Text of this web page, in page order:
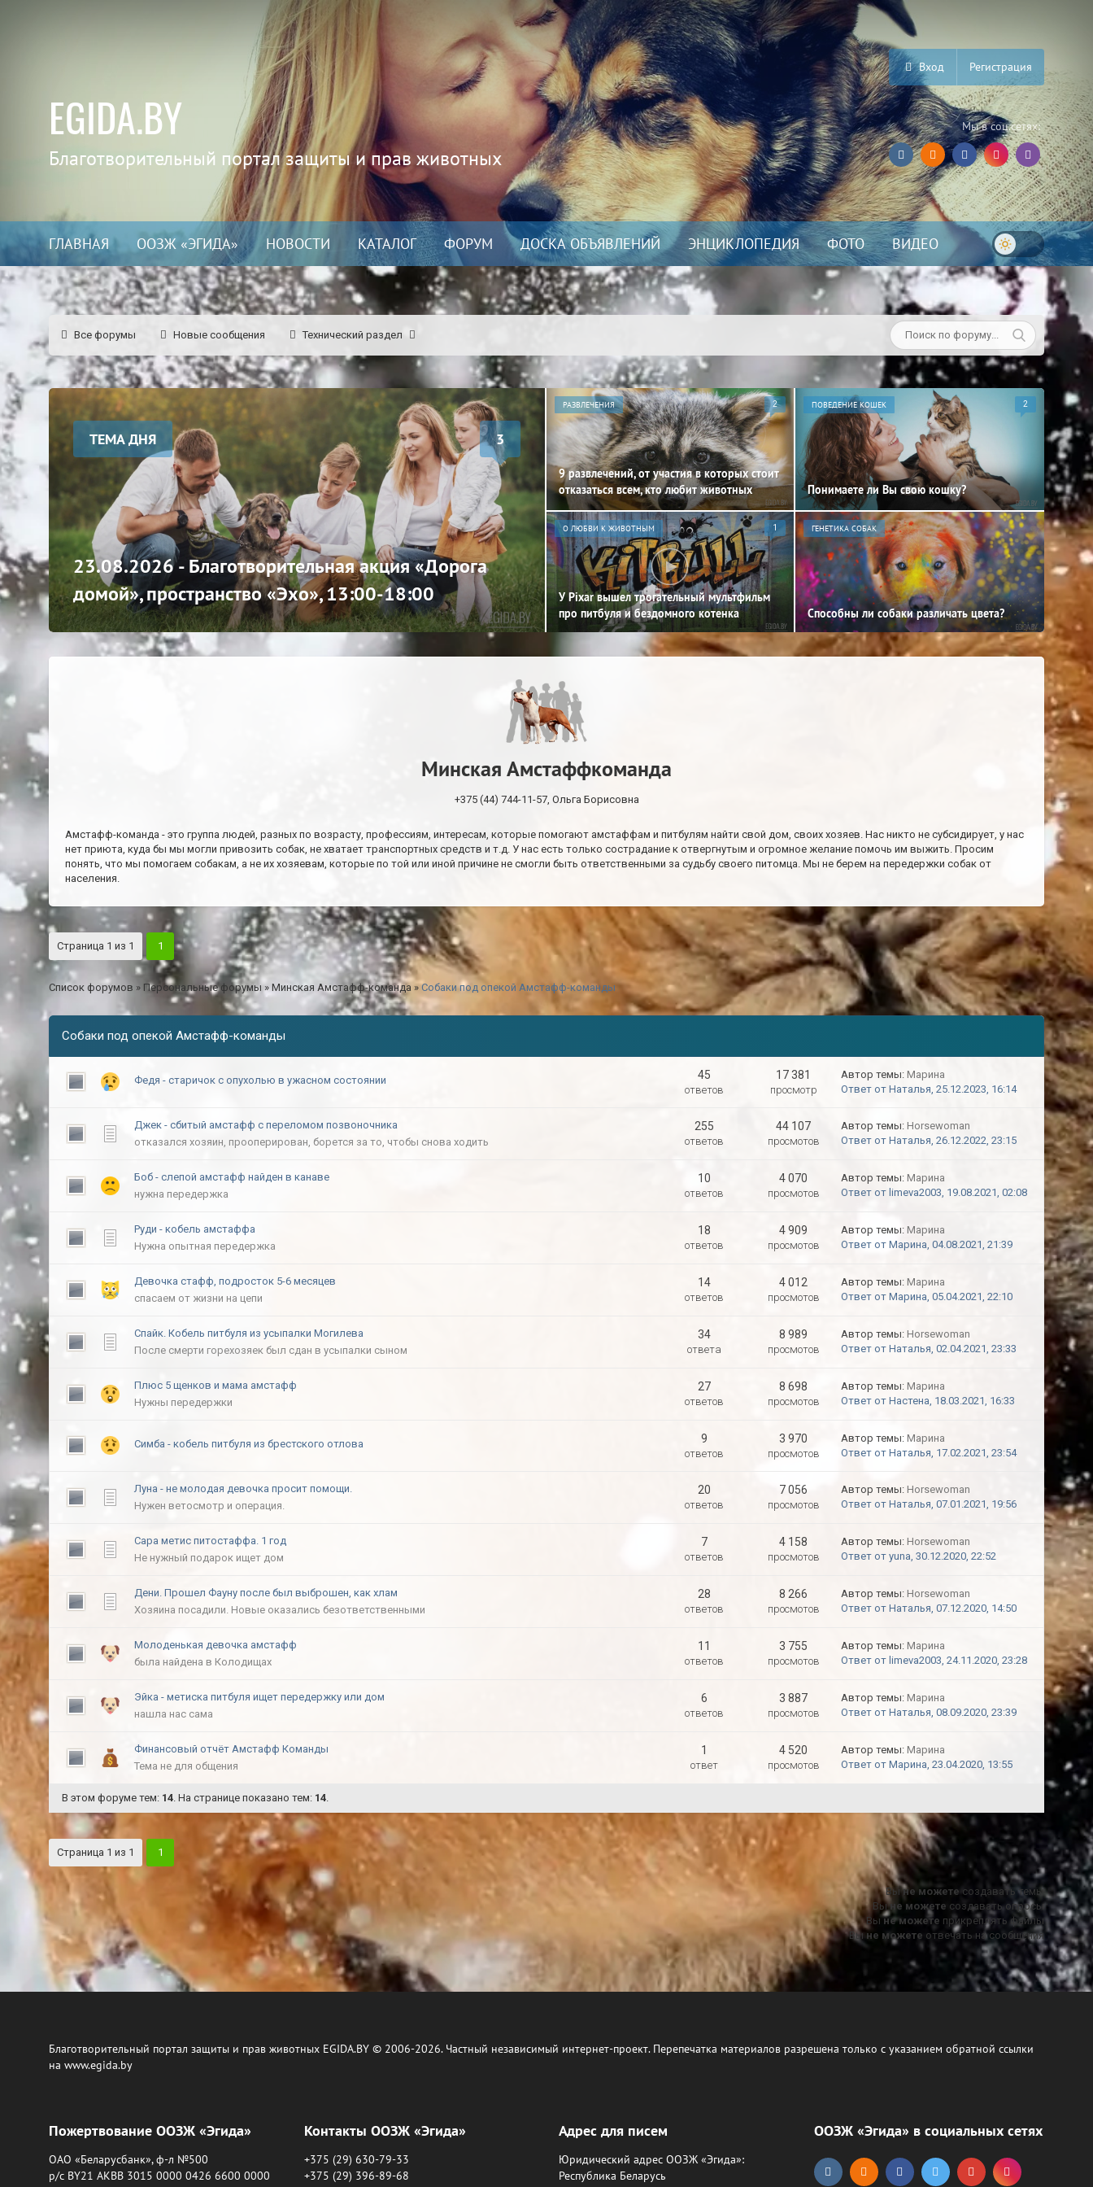
EGIDA.BY
Благотворительный портал защиты и прав животных
Вход Регистрация
Мы в соц.сетях:
ГЛАВНАЯ ООЗЖ «ЭГИДА» НОВОСТИ КАТАЛОГ ФОРУМ ДОСКА ОБЪЯВЛЕНИЙ ЭНЦИКЛОПЕДИЯ ФОТО ВИДЕО
Все форумы Новые сообщения Технический раздел
ТЕМА ДНЯ 3
23.08.2026 - Благотворительная акция «Дорога
домой», пространство «Эхо», 13:00-18:00
РАЗВЛЕЧЕНИЯ 2
9 развлечений, от участия в которых стоит
отказаться всем, кто любит животных
ПОВЕДЕНИЕ КОШЕК 2
Понимаете ли Вы свою кошку?
О ЛЮБВИ К ЖИВОТНЫМ 1
У Pixar вышел трогательный мультфильм
про питбуля и бездомного котенка
ГЕНЕТИКА СОБАК
Способны ли собаки различать цвета?
Минская Амстаффкоманда
+375 (44) 744-11-57, Ольга Борисовна
Амстафф-команда - это группа людей, разных по возрасту, профессиям, интересам, которые помогают амстаффам и питбулям найти свой дом, своих хозяев. Нас никто не субсидирует, у нас
нет приюта, куда бы мы могли привозить собак, не хватает транспортных средств и т.д. У нас есть только сострадание к отвергнутым и огромное желание помочь им выжить. Просим
понять, что мы помогаем собакам, а не их хозяевам, которые по той или иной причине не смогли быть ответственными за судьбу своего питомца. Мы не берем на передержки собак от
населения.
Страница 1 из 1 1
Список форумов » Персональные форумы » Минская Амстафф-команда » Собаки под опекой Амстафф-команды
Собаки под опекой Амстафф-команды
Федя - старичок с опухолью в ужасном состоянии 45
ответов
17 381
просмотр
Автор темы: Марина
Ответ от Наталья, 25.12.2023, 16:14
Джек - сбитый амстафф с переломом позвоночника
отказался хозяин, прооперирован, борется за то, чтобы снова ходить
255
ответов
44 107
просмотов
Автор темы: Horsewoman
Ответ от Наталья, 26.12.2022, 23:15
Боб - слепой амстафф найден в канаве
нужна передержка
10
ответов
4 070
просмотов
Автор темы: Марина
Ответ от limeva2003, 19.08.2021, 02:08
Руди - кобель амстаффа
Нужна опытная передержка
18
ответов
4 909
просмотов
Автор темы: Марина
Ответ от Марина, 04.08.2021, 21:39
Девочка стафф, подросток 5-6 месяцев
спасаем от жизни на цепи
14
ответов
4 012
просмотов
Автор темы: Марина
Ответ от Марина, 05.04.2021, 22:10
Спайк. Кобель питбуля из усыпалки Могилева
После смерти горехозяек был сдан в усыпалки сыном
34
ответа
8 989
просмотов
Автор темы: Horsewoman
Ответ от Наталья, 02.04.2021, 23:33
Плюс 5 щенков и мама амстафф
Нужны передержки
27
ответов
8 698
просмотов
Автор темы: Марина
Ответ от Настена, 18.03.2021, 16:33
Симба - кобель питбуля из брестского отлова 9
ответов
3 970
просмотов
Автор темы: Марина
Ответ от Наталья, 17.02.2021, 23:54
Луна - не молодая девочка просит помощи.
Нужен ветосмотр и операция.
20
ответов
7 056
просмотов
Автор темы: Horsewoman
Ответ от Наталья, 07.01.2021, 19:56
Сара метис питостаффа. 1 год
Не нужный подарок ищет дом
7
ответов
4 158
просмотов
Автор темы: Horsewoman
Ответ от yuna, 30.12.2020, 22:52
Дени. Прошел Фауну после был выброшен, как хлам
Хозяина посадили. Новые оказались безответственными
28
ответов
8 266
просмотов
Автор темы: Horsewoman
Ответ от Наталья, 07.12.2020, 14:50
Молоденькая девочка амстафф
была найдена в Колодищах
11
ответов
3 755
просмотов
Автор темы: Марина
Ответ от limeva2003, 24.11.2020, 23:28
Эйка - метиска питбуля ищет передержку или дом
нашла нас сама
6
ответов
3 887
просмотов
Автор темы: Марина
Ответ от Наталья, 08.09.2020, 23:39
Финансовый отчёт Амстафф Команды
Тема не для общения
1
ответ
4 520
просмотов
Автор темы: Марина
Ответ от Марина, 23.04.2020, 13:55
В этом форуме тем: 14. На странице показано тем: 14.
Страница 1 из 1 1
Выне можете создавать темы
Выне можете создавать опросы
Выне можете прикреплять файлы
Вы не можете отвечать на сообщения
Благотворительный портал защиты и прав животных EGIDA.BY © 2006-2026. Частный независимый интернет-проект. Перепечатка материалов разрешена только с указанием обратной ссылки
на www.egida.by
Пожертвование ООЗЖ «Эгида»
ОАО «Беларусбанк», ф-л №500
р/с BY21 AKBB 3015 0000 0426 6600 0000
Контакты ООЗЖ «Эгида»
+375 (29) 630-79-33
+375 (29) 396-89-68
Адрес для писем
Юридический адрес ООЗЖ «Эгида»:
Республика Беларусь
ООЗЖ «Эгида» в социальных сетях